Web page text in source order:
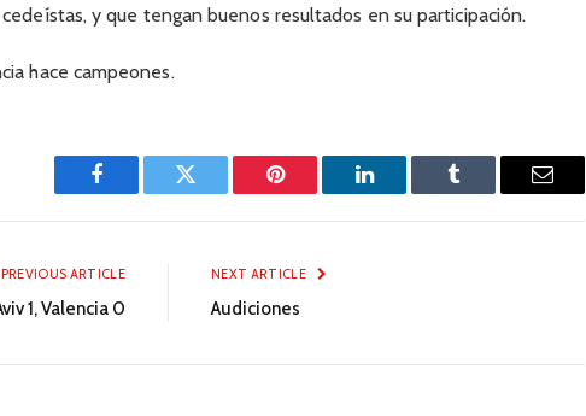
y que tengan buenos resultados en su participación.
hace campeones.
Facebook Twitter Pinterest LinkedIn Tumblr Email
PREVIOUS ARTICLE
1, Valencia 0
NEXT ARTICLE
Audiciones